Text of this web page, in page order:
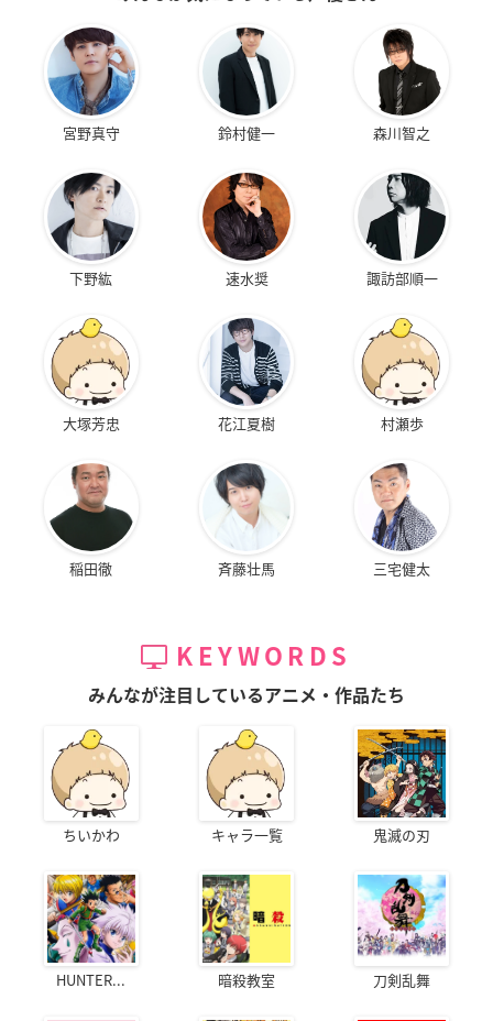
宮野真守 鈴村健一 森川智之
下野紘 速水奨 諏訪部順一
大塚芳忠 花江夏樹 村瀬歩
稲田徹 斉藤壮馬 三宅健太
KEYWORDS
みんなが注目しているアニメ・作品たち
ちいかわ キャラ一覧 鬼滅の刃
HUNTER... 暗殺教室 刀剣乱舞